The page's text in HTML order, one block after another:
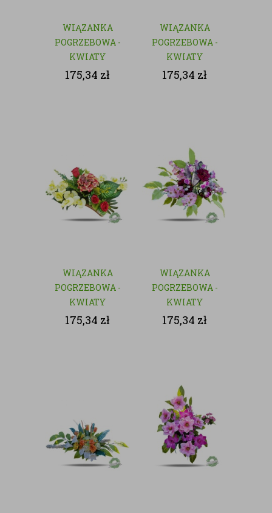
WIĄZANKA
POGRZEBOWA -
KWIATY
SZTUCZNE
175,34 zł
WIĄZANKA
POGRZEBOWA -
KWIATY
SZTUCZNE
175,34 zł
WIĄZANKA
POGRZEBOWA -
KWIATY
SZTUCZNE
175,34 zł
WIĄZANKA
POGRZEBOWA -
KWIATY
SZTUCZNE
175,34 zł